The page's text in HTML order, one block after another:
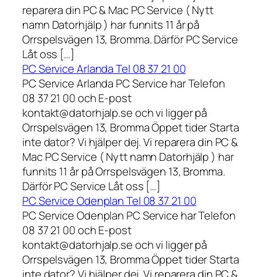
reparera din PC & Mac PC Service ( Nytt
namn Datorhjälp ) har funnits 11 år på
Orrspelsvägen 13, Bromma. Därför PC Service
Låt oss […]
PC Service Arlanda Tel 08 37 21 00
PC Service Arlanda PC Service har Telefon
08 37 21 00 och E-post
kontakt@datorhjalp.se och vi ligger på
Orrspelsvägen 13, Bromma Öppet tider Starta
inte dator? Vi hjälper dej. Vi reparera din PC &
Mac PC Service ( Nytt namn Datorhjälp ) har
funnits 11 år på Orrspelsvägen 13, Bromma.
Därför PC Service Låt oss […]
PC Service Odenplan Tel 08 37 21 00
PC Service Odenplan PC Service har Telefon
08 37 21 00 och E-post
kontakt@datorhjalp.se och vi ligger på
Orrspelsvägen 13, Bromma Öppet tider Starta